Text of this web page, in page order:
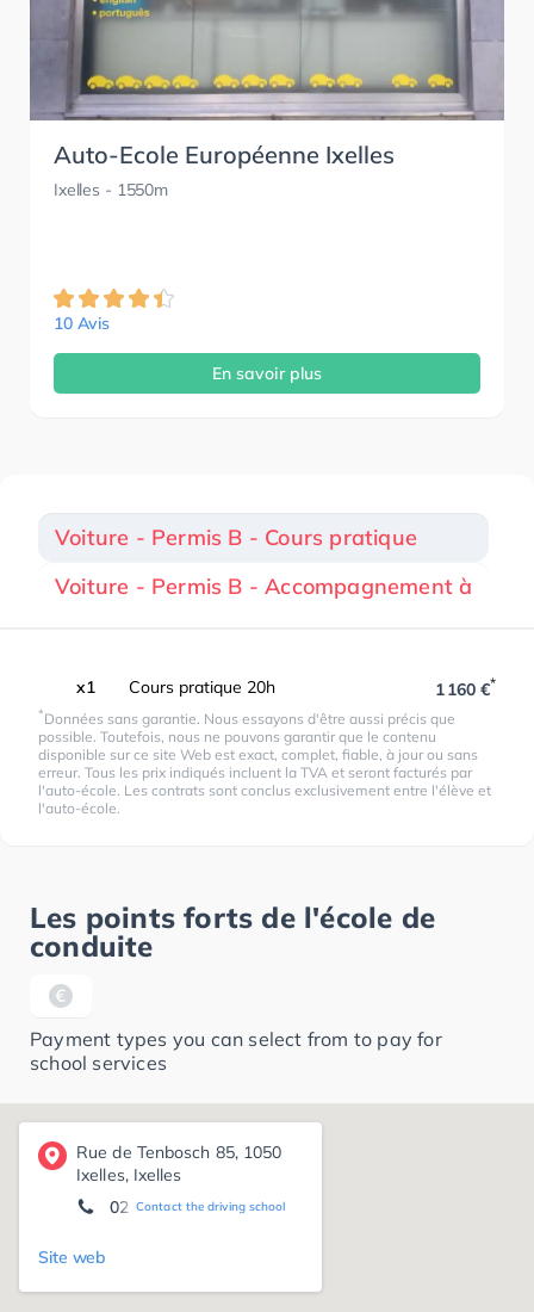
Auto-Ecole Européenne Ixelles
Ixelles - 1550m
10 Avis
En savoir plus
Voiture - Permis B - Cours pratique
Voiture - Permis B - Accompagnement à
x1 Cours pratique 20h 1 160 €*
*Données sans garantie. Nous essayons d'être aussi précis que
possible. Toutefois, nous ne pouvons garantir que le contenu
disponible sur ce site Web est exact, complet, fiable, à jour ou sans
erreur. Tous les prix indiqués incluent la TVA et seront facturés par
l'auto-école. Les contrats sont conclus exclusivement entre l'élève et
l'auto-école.
Les points forts de l'école de
conduite
Payment types you can select from to pay for
school services
Rue de Tenbosch 85, 1050
Ixelles, Ixelles
Contact the driving school
02 537 35 65
Site web